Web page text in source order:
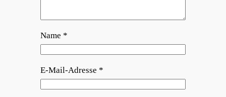
Name *
E-Mail-Adresse *